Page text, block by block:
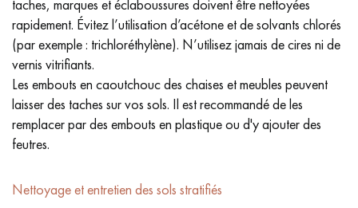
taches, marques et éclaboussures doivent être nettoyées
rapidement. Évitez l’utilisation d’acétone et de solvants chlorés
(par exemple : trichloréthylène). N’utilisez jamais de cires ni de
vernis vitrifiants.
Les embouts en caoutchouc des chaises et meubles peuvent
laisser des taches sur vos sols. Il est recommandé de les
remplacer par des embouts en plastique ou d'y ajouter des
feutres.
Nettoyage et entretien des sols stratifiés